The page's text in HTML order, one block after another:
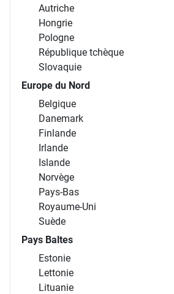
Autriche
Hongrie
Pologne
République tchèque
Slovaquie
Europe du Nord
Belgique
Danemark
Finlande
Irlande
Islande
Norvège
Pays-Bas
Royaume-Uni
Suède
Pays Baltes
Estonie
Lettonie
Lituanie